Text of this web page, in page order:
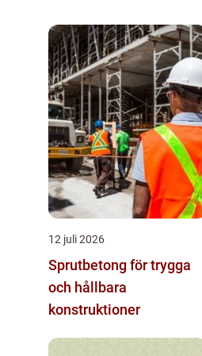
12 juli 2026
Sprutbetong för trygga
och hållbara
konstruktioner